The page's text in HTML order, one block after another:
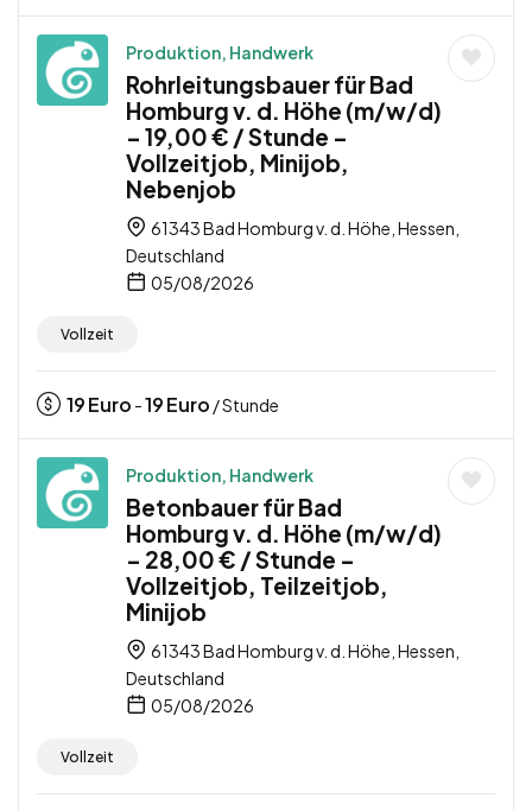
Produktion, Handwerk
Rohrleitungsbauer für Bad
Homburg v. d. Höhe (m/w/d)
– 19,00 € / Stunde –
Vollzeitjob, Minijob,
Nebenjob
61343 Bad Homburg v. d. Höhe, Hessen,
Deutschland
05/08/2026
Vollzeit
19Euro -19Euro / Stunde
Produktion, Handwerk
Betonbauer für Bad
Homburg v. d. Höhe (m/w/d)
– 28,00 € / Stunde –
Vollzeitjob, Teilzeitjob,
Minijob
61343 Bad Homburg v. d. Höhe, Hessen,
Deutschland
05/08/2026
Vollzeit